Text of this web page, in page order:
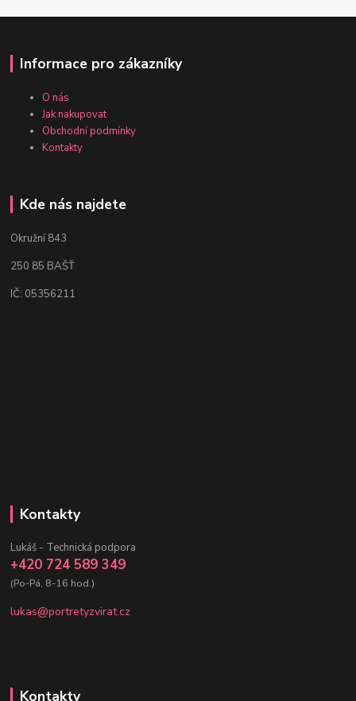
Informace pro zákazníky
O nás
Jak nakupovat
Obchodní podmínky
Kontakty
Kde nás najdete
Okružní 843
250 85 BAŠŤ
IČ: 05356211
Kontakty
Lukáš - Technická podpora
+420 724 589 349
(Po-Pá, 8-16 hod.)
lukas@portretyzvirat.cz
Kontakty